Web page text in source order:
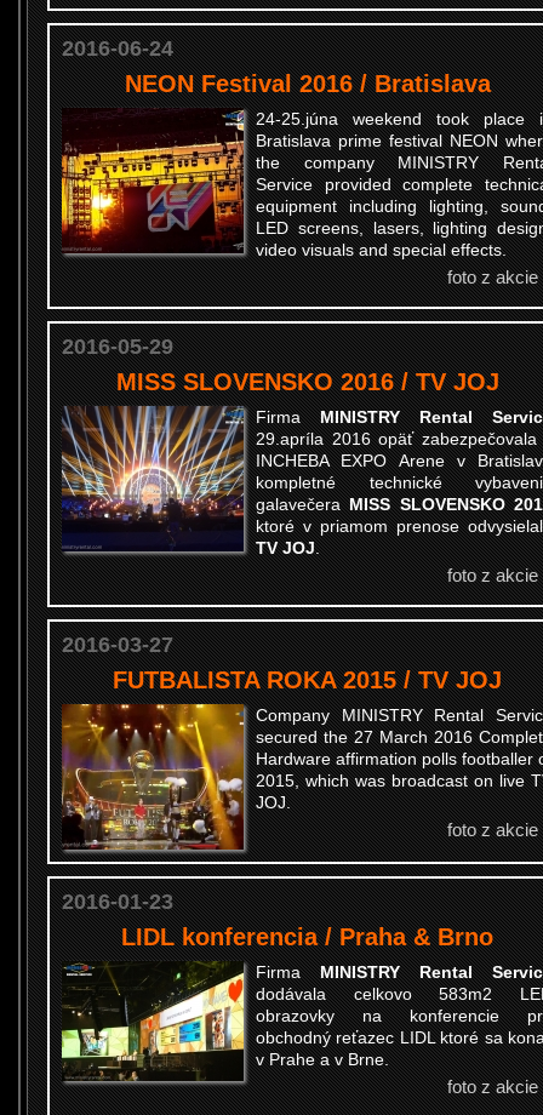
2016-06-24
NEON Festival 2016 / Bratislava
24-25.júna weekend took place
Bratislava prime festival NEON
the company MINISTRY
Service provided complete
equipment including lighting,
LED screens, lasers, lighting
video visuals and special effects.
foto z akcie
2016-05-29
MISS SLOVENSKO 2016 / TV JOJ
FirmaMINISTRY Rental
29.apríla 2016 opäť zabezpečovala
INCHEBA EXPO Arene v
kompletné technické
galavečeraMISS SLOVENSKO
ktoré v priamom prenose
TV JOJ.
foto z akcie
2016-03-27
FUTBALISTA ROKA 2015 / TV JOJ
Company MINISTRY Rental
secured the 27 March 2016
Hardware affirmation polls footballer
2015, which was broadcast on live
JOJ.
foto z akcie
2016-01-23
LIDL konferencia / Praha & Brno
FirmaMINISTRY Rental
dodávala celkovo 583m2
obrazovky na konferencie
obchodný reťazec LIDL ktoré sa
v Prahe a v Brne.
foto z akcie